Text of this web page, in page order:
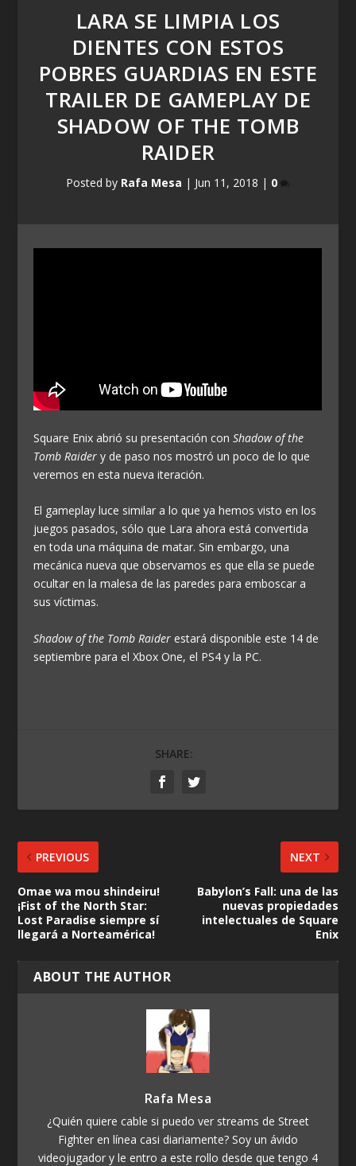
LARA SE LIMPIA LOS
DIENTES CON ESTOS
POBRES GUARDIAS EN ESTE
TRAILER DE GAMEPLAY DE
SHADOW OF THE TOMB
RAIDER
Posted by Rafa Mesa | Jun 11, 2018 | 0
Square Enix abrió su presentación conShadow of the
Tomb Raidery de paso nos mostró un poco de lo que
veremos en esta nueva iteración.
El gameplay luce similar a lo que ya hemos visto en los
juegos pasados, sólo que Lara ahora está convertida
en toda una máquina de matar. Sin embargo, una
mecánica nueva que observamos es que ella se puede
ocultar en la malesa de las paredes para emboscar a
sus víctimas.
Shadow of the Tomb Raider estará disponible este 14 de
septiembre para el Xbox One, el PS4 y la PC.
SHARE:
PREVIOUS
Omae wa mou shindeiru!
¡Fist of the North Star:
Lost Paradise siempre sí
llegará a Norteamérica!
NEXT
Babylon’s Fall: una de las
nuevas propiedades
intelectuales de Square
Enix
ABOUT THE AUTHOR
Rafa Mesa
¿Quién quiere cable si puedo ver streams de Street
Fighter en línea casi diariamente? Soy un ávido
videojugador y le entro a este rollo desde que tengo 4